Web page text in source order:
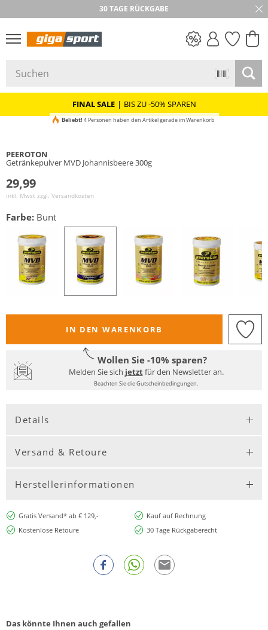
30 TAGE RÜCKGABE
FINAL SALE | BIS ZU -50% SPAREN
Beliebt! 4 Personen haben den Artikel gerade im Warenkorb
PEEROTON
Getränkepulver MVD Johannisbeere 300g
29,99
inkl. Mwst zzgl. Versandkosten
Farbe: Bunt
IN DEN WARENKORB
Wollen Sie -10% sparen?
Melden Sie sich jetztfür den Newsletter an.
Beachten Sie die Gutscheinbedingungen.
Details
Versand & Retoure
Herstellerinformationen
Gratis Versand* ab € 129,-
Kauf auf Rechnung
Kostenlose Retoure
30 Tage Rückgaberecht
Das könnte Ihnen auch gefallen